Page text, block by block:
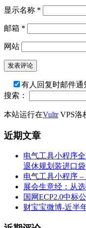
显示名称 *
邮箱 *
网站
有人回复时邮件通
搜索：
本站运行在VultrVPS洛
近期文章
电气工具小程序
退休规划装进口袋
电气工具小程序 –
展会生意经：从
国网ECP2.0中标
财宝宝微博-近半